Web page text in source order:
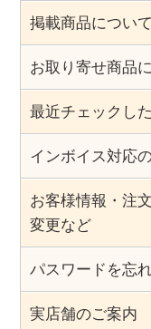
掲載商品について
お取り寄せ商品
最近チェックし
インボイス対応
お客様情報・注
変更など
パスワードを忘
実店舗のご案内